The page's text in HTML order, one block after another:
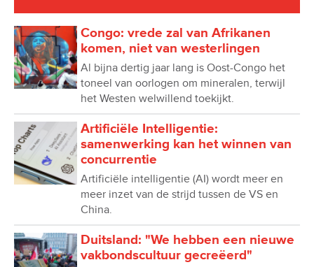
Congo: vrede zal van Afrikanen
komen, niet van westerlingen
Al bijna dertig jaar lang is Oost-Congo het
toneel van oorlogen om mineralen, terwijl
het Westen welwillend toekijkt.
Artificiële Intelligentie:
samenwerking kan het winnen van
concurrentie
Artificiële intelligentie (AI) wordt meer en
meer inzet van de strijd tussen de VS en
China.
Duitsland: "We hebben een nieuwe
vakbondscultuur gecreëerd"